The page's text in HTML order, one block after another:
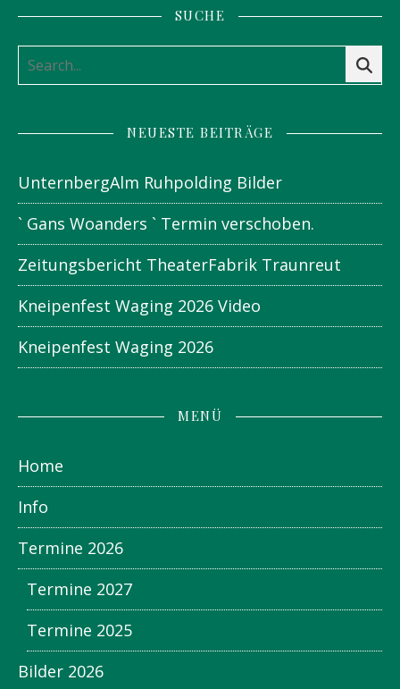
SUCHE
NEUESTE BEITRÄGE
UnternbergAlm Ruhpolding Bilder
` Gans Woanders ` Termin verschoben.
Zeitungsbericht TheaterFabrik Traunreut
Kneipenfest Waging 2026 Video
Kneipenfest Waging 2026
MENÜ
Home
Info
Termine 2026
Termine 2027
Termine 2025
Bilder 2026